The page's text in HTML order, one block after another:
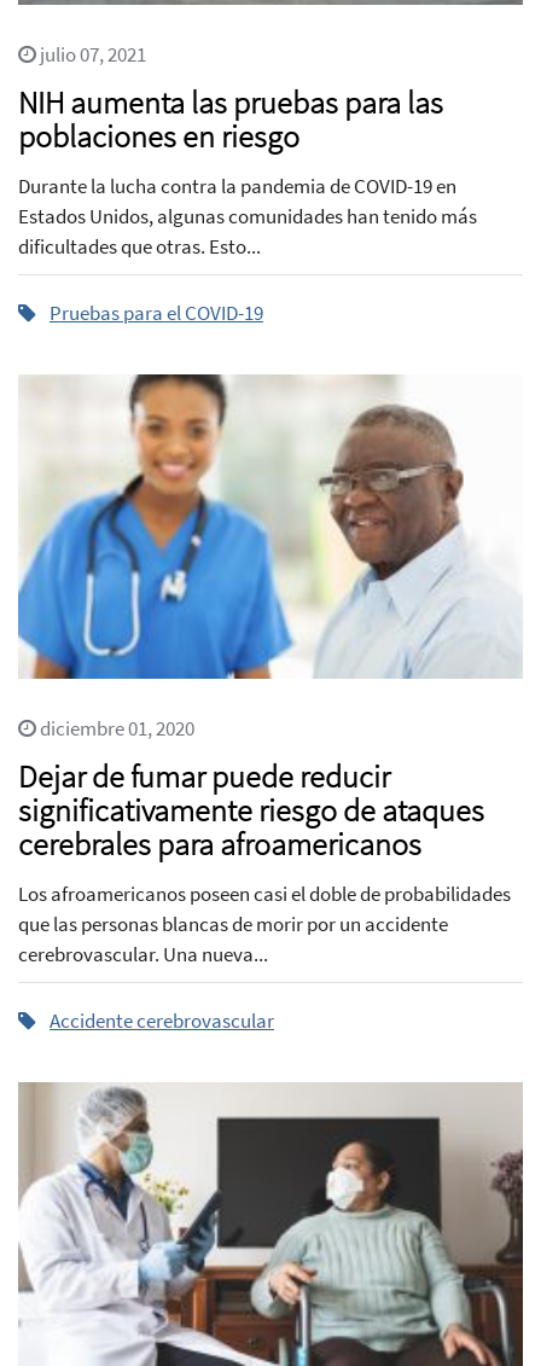
julio 07, 2021
NIH aumenta las pruebas para las
poblaciones en riesgo
Durante la lucha contra la pandemia de COVID-19 en
Estados Unidos, algunas comunidades han tenido más
dificultades que otras. Esto...
Pruebas para el COVID-19
diciembre 01, 2020
Dejar de fumar puede reducir
significativamente riesgo de ataques
cerebrales para afroamericanos
Los afroamericanos poseen casi el doble de probabilidades
que las personas blancas de morir por un accidente
cerebrovascular. Una nueva...
Accidente cerebrovascular